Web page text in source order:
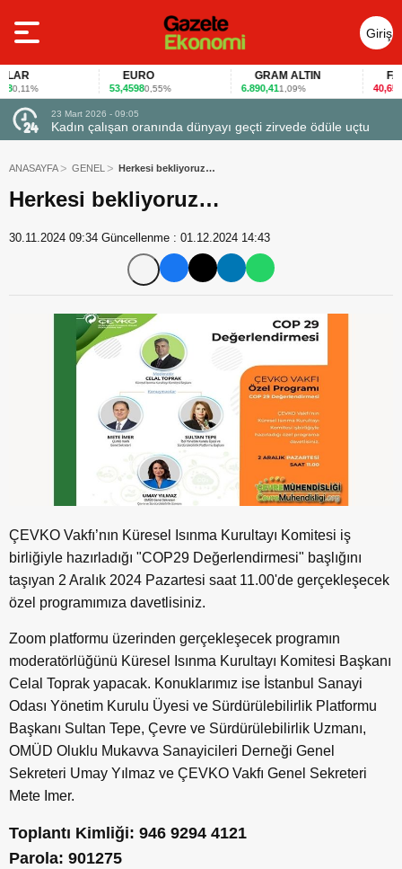
Giriş
Yap
EURO
53,45980,55%
GRAM ALTIN
6.890,411,09%
FAİZ
40,65-
23 Mart 2026 - 09:05
Kadın çalışan oranında dünyayı geçti zirvede ödüle uçtu
ANASAYFA GENEL Herkesi bekliyoruz…
Herkesi bekliyoruz…
30.11.2024 09:34 Güncellenme : 01.12.2024 14:43
ÇEVKO Vakfı’nın Küresel Isınma Kurultayı Komitesi iş
birliğiyle hazırladığı "COP29 Değerlendirmesi" başlığını
taşıyan 2 Aralık 2024 Pazartesi saat 11.00'de gerçekleşecek
özel programımıza davetlisiniz.
Zoom platformu üzerinden gerçekleşecek programın
moderatörlüğünü Küresel Isınma Kurultayı Komitesi Başkanı
Celal Toprak yapacak. Konuklarımız ise İstanbul Sanayi
Odası Yönetim Kurulu Üyesi ve Sürdürülebilirlik Platformu
Başkanı Sultan Tepe, Çevre ve Sürdürülebilirlik Uzmanı,
OMÜD Oluklu Mukavva Sanayicileri Derneği Genel
Sekreteri Umay Yılmaz ve ÇEVKO Vakfı Genel Sekreteri
Mete Imer.
Toplantı Kimliği: 946 9294 4121
Parola: 901275